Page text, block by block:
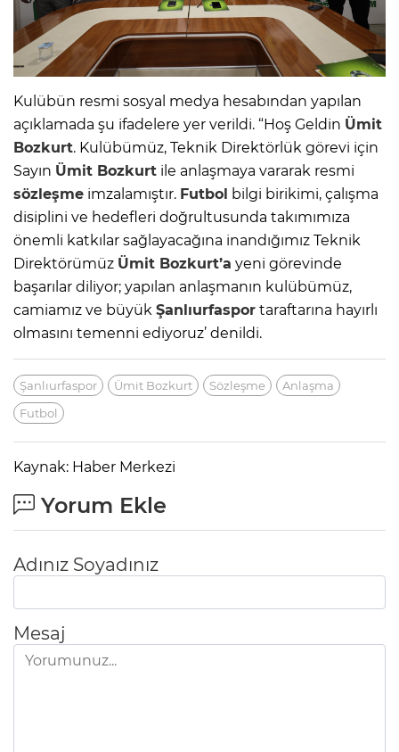
Kulübün resmi sosyal medya hesabından yapılan
açıklamada şu ifadelere yer verildi. “Hoş Geldin Ümit
Bozkurt. Kulübümüz, Teknik Direktörlük görevi için
Sayın Ümit Bozkurt ile anlaşmaya vararak resmi
sözleşme imzalamıştır. Futbol bilgi birikimi, çalışma
disiplini ve hedefleri doğrultusunda takımımıza
önemli katkılar sağlayacağına inandığımız Teknik
Direktörümüz Ümit Bozkurt’a yeni görevinde
başarılar diliyor; yapılan anlaşmanın kulübümüz,
camiamız ve büyük Şanlıurfaspor taraftarına hayırlı
olmasını temenni ediyoruz’ denildi.
Şanlıurfaspor Ümit Bozkurt Sözleşme
Anlaşma
Futbol
Kaynak: Haber Merkezi
Yorum Ekle
Adınız Soyadınız
Mesaj